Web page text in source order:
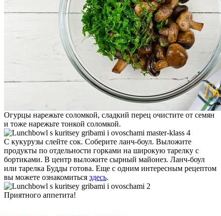
Огурцы нарежьте соломкой, сладкий перец очистите от семян
и тоже нарежьте тонкой соломкой.
С кукурузы слейте сок. Соберите ланч-боул. Выложите
продукты по отдельности горками на широкую тарелку с
бортиками. В центр выложите сырный майонез. Ланч-боул
или тарелка Будды готова. Еще с одним интересным рецептом
вы можете ознакомиться здесь.
Приятного аппетита!